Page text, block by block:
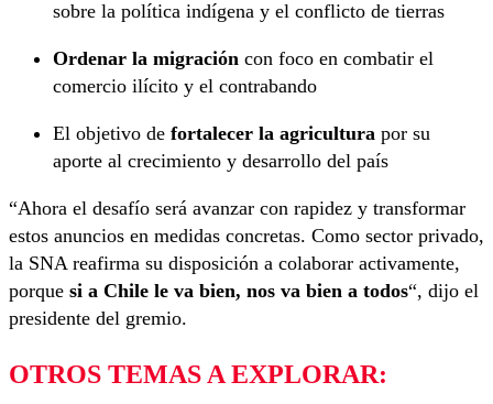
sobre la política indígena y el conflicto de tierras
Ordenar la migración con foco en combatir el
comercio ilícito y el contrabando
El objetivo de fortalecer la agricultura por su
aporte al crecimiento y desarrollo del país
“Ahora el desafío será avanzar con rapidez y transformar
estos anuncios en medidas concretas. Como sector privado,
la SNA reafirma su disposición a colaborar activamente,
porque si a Chile le va bien, nos va bien a todos“, dijo el
presidente del gremio.
OTROS TEMAS A EXPLORAR: